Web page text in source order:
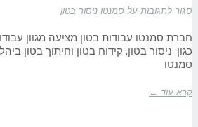
סגור לתגובות על סמנטו ניסור בטון
חברת סמנטו עבודות בטון מציעה מגוון
כגון: ניסור בטון, קידוח בטון וחיתוך בטון
סמנטו
קרא עוד ←